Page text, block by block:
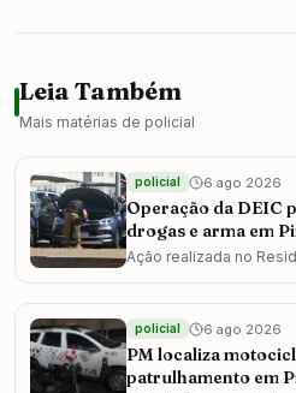
Leia Também
Mais matérias de policial
policial 6 ago 2026
Operação da DEIC
drogas e arma em
Ação realizada no
policial 6 ago 2026
PM localiza
patrulhamento em